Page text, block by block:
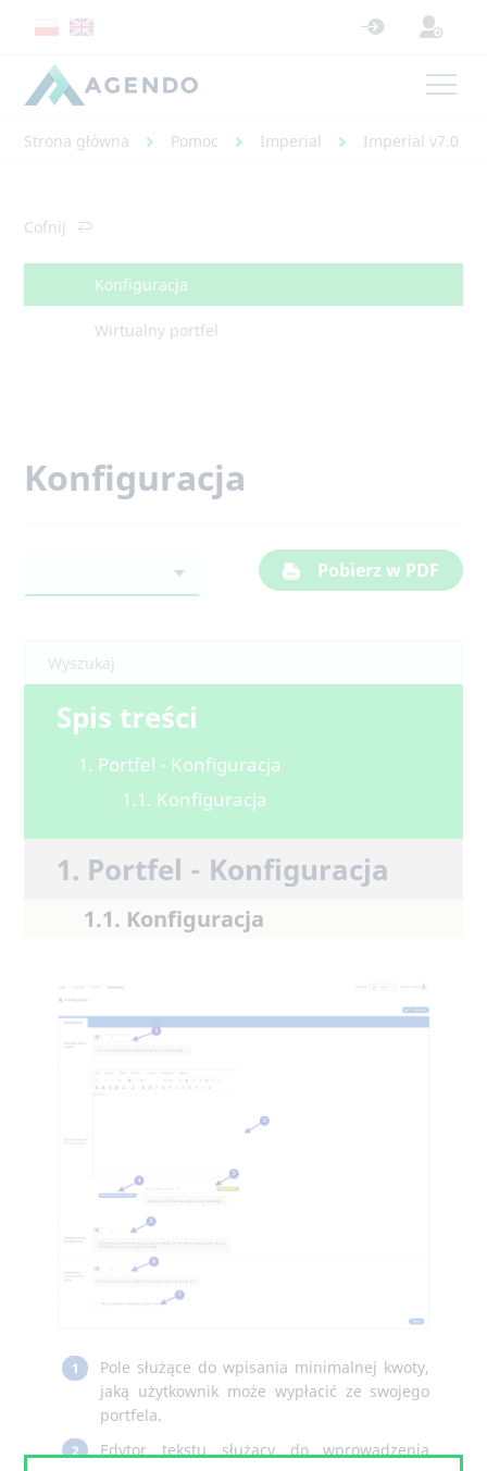
Strona główna Pomoc Imperial Imperial v7.0 -
Cofnij
Konfiguracja
Wirtualny portfel
Konfiguracja
Pobierz w PDF
Spis treści
1. Portfel - Konfiguracja
1.1. Konfiguracja
1. Portfel - Konfiguracja
1.1. Konfiguracja
1
Pole służące do wpisania minimalnej kwoty,
jaką użytkownik może wypłacić ze swojego
portfela.
2
Edytor tekstu służący do wprowadzenia